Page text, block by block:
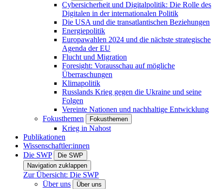
Cybersicherheit und Digitalpolitik: Die Rolle des
Digitalen in der internationalen Politik
Die USA und die transatlantischen Beziehungen
Energiepolitik
Europawahlen 2024 und die nächste strategische
Agenda der EU
Flucht und Migration
Foresight: Vorausschau auf mögliche
Überraschungen
Klimapolitik
Russlands Krieg gegen die Ukraine und seine
Folgen
Vereinte Nationen und nachhaltige Entwicklung
Fokusthemen
Fokusthemen
Krieg in Nahost
Publikationen
Wissenschaftler:innen
Die SWP
Die SWP
Navigation zuklappen
Zur Übersicht: Die SWP
Über uns
Über uns